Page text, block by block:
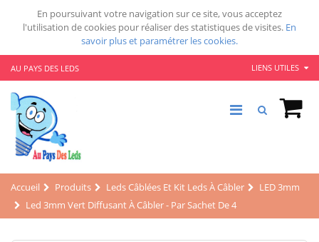
En poursuivant votre navigation sur ce site, vous acceptez
l'utilisation de cookies pour réaliser des statistiques de visites. En
savoir plus et paramétrer les cookies.
AU PAYS DES LEDS LIENS UTILES
Accueil Produits Leds Câblées Et Kit Leds À Câbler
LED 3mm
Led 3mm Vert Diffusant À Câbler - Par Sachet De 4